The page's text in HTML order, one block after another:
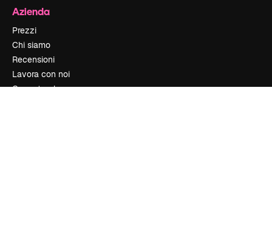
Azienda
Prezzi
Chi siamo
Recensioni
Lavora con noi
Cerca tendenze